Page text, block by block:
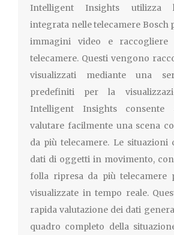
Intelligent Insights utilizza
integrata nelle telecamere Bosch
immagini video e raccogliere
telecamere. Questi vengono
visualizzati mediante una
predefiniti per la
Intelligent Insights
valutare facilmente una scena
da più telecamere. Le situazioni
dati di oggetti in movimento,
folla ripresa da più telecamere
visualizzate in tempo reale.
rapida valutazione dei dati
quadro completo della